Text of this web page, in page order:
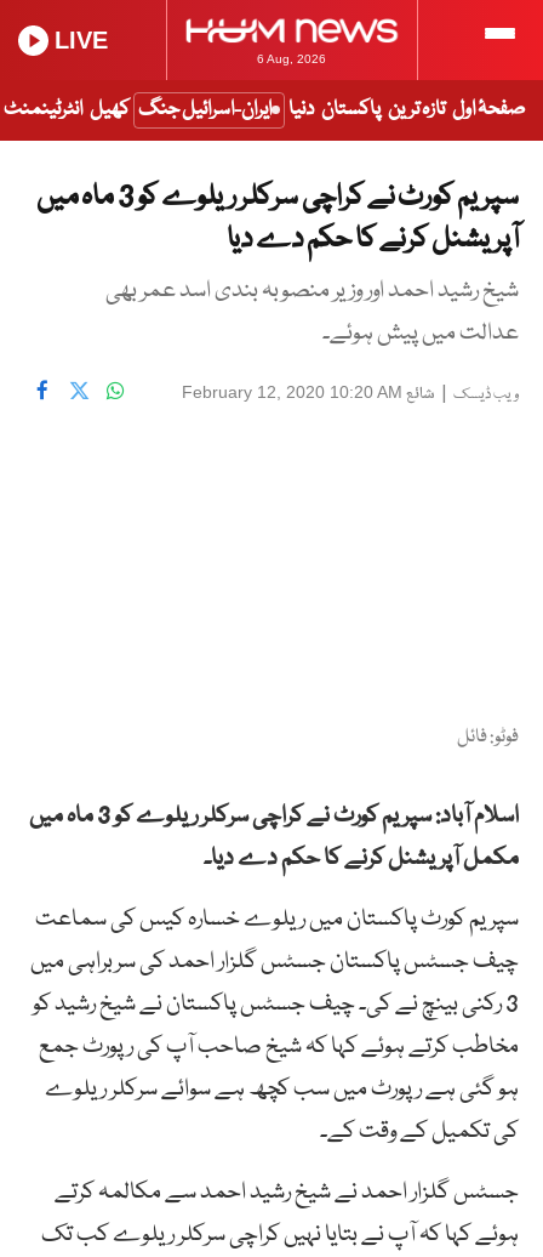
6 Aug, 2026
LIVE
صفحۂ اول تازہ ترین پاکستان دنیا ایران-اسرائیل جنگ کھیل انٹرٹینمنٹ
سپریم کورٹ نے کراچی سرکلر ریلوے کو 3 ماہ میں
آپریشنل کرنے کا حکم دے دیا
شیخ رشید احمد اور وزیر منصوبہ بندی اسد عمر بھی
عدالت میں پیش ہوئے۔
ویب ڈیسک | شائع February 12, 2020 10:20 AM
فوٹو: فائل
اسلام آباد: سپریم کورٹ نے کراچی سرکلر ریلوے کو 3 ماہ میں
مکمل آپریشنل کرنے کا حکم دے دیا۔
سپریم کورٹ پاکستان میں ریلوے خسارہ کیس کی سماعت
چیف جسٹس پاکستان جسٹس گلزار احمد کی سربراہی میں
3 رکنی بینچ نے کی۔ چیف جسٹس پاکستان نے شیخ رشید کو
مخاطب کرتے ہوئے کہا کہ شیخ صاحب آپ کی رپورٹ جمع
ہو گئی ہے رپورٹ میں سب کچھ ہے سوائے سرکلر ریلوے
کی تکمیل کے وقت کے۔
جسٹس گلزار احمد نے شیخ رشید احمد سے مکالمہ کرتے
ہوئے کہا کہ آپ نے بتایا نہیں کراچی سرکلر ریلوے کب تک